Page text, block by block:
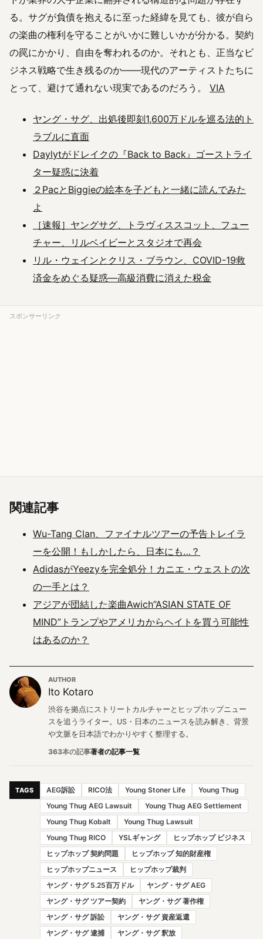
る。サグが負債を抱えるに至った経緯を見ても、彼が自ら
の楽曲の権利を守ることがいかに難しいかが分かる。契約
の罠にかかり、自由を奪われるのか。それとも、正当なビ
ジネス戦略で生き残るのか——現代のアーティストたちに
とって、避けて通れない現実であるのだろう。 VIA
ヤング・サグ、出処後即刻1,600万ドルを巡る法的ト
ラブルに直面
Daylytがドレイクの『Back to Back』ゴーストライ
ター疑惑に決着
２PacとBiggieの絵本を子どもと一緒に読んでみた
よ
［速報］ヤングサグ、トラヴィススコット、フュー
チャー、リルベイビーとスタジオで再会
リル・ウェインとクリス・ブラウン、COVID-19救
済金をめぐる疑惑—高級消費に消えた税金
スポンサーリンク
関連記事
Wu-Tang Clan、ファイナルツアーの予告トレイラ
ーを公開！もしかしたら、日本にも…？
AdidasがYeezyを完全処分！カニエ・ウェストの次
の一手とは？
アジアが団結した楽曲Awich”ASIAN STATE OF
MIND”トランプやアメリカからヘイトを買う可能性
はあるのか？
AUTHOR
Ito Kotaro
渋谷を拠点にストリートカルチャーとヒップホップニュー
スを追うライター。US・日本のニュースを読み解き、背景
や文脈を日本語でわかりやすく整理する。
363本の記事著者の記事一覧
TAGS AEG訴訟 RICO法 Young Stoner Life
Young Thug
Young Thug AEG Lawsuit
Young Thug AEG Settlement
Young Thug Kobalt
Young Thug Lawsuit
Young Thug RICO
YSLギャング
ヒップホップ ビジネス
ヒップホップ 契約問題
ヒップホップ 知的財産権
ヒップホップニュース
ヒップホップ裁判
ヤング・サグ 5.25百万ドル
ヤング・サグ AEG
ヤング・サグ ツアー契約
ヤング・サグ 著作権
ヤング・サグ 訴訟
ヤング・サグ 資産返還
ヤング・サグ 逮捕
ヤング・サグ 釈放